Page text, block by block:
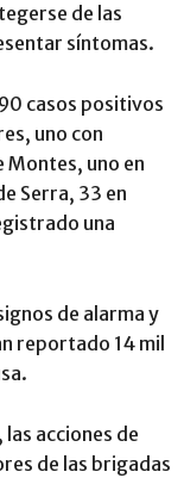
de las
síntomas.
casos positivos
uno con
Montes, uno en
Serra, 33 en
una
de alarma y
reportado 14 mil
acciones de
de las brigadas